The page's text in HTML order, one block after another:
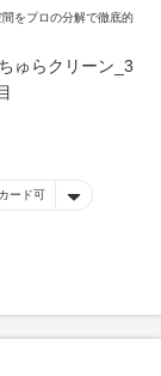
をプロの分解で徹底的
カード可